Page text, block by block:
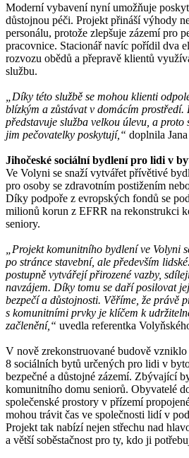
Moderní vybavení nyní umožňuje
důstojnou péči. Projekt přináší výhody
personálu, protože zlepšuje zázemí pro
pracovnice. Stacionář navíc pořídil dva
rozvozu obědů a přepravě klientů
službu.
„Díky této službě se mohou klienti
blízkým a zůstávat v domácím
představuje služba velkou úlevu, a
jim pečovatelky poskytují,“ doplnila
Jihočeské sociální bydlení pro lidi v
Ve Volyni se snaží vytvářet přívětivé
pro osoby se zdravotním postižením
Díky podpoře z evropských fondů se
milionů korun z EFRR na rekonstrukci
seniory.
„Projekt komunitního bydlení ve Volyni
po stránce stavební, ale především
postupně vytvářejí přirozené vazby,
navzájem. Díky tomu se daří posilovat
bezpečí a důstojnosti. Věříme, že právě
s komunitními prvky je klíčem k
začlenění,“ uvedla referentka
V nově zrekonstruované budově
8 sociálních bytů určených pro lidi v
bezpečné a důstojné zázemí. Zbývající
komunitního domu seniorů. Obyvatelé
společenské prostory v přízemí
mohou trávit čas ve společnosti lidí v
Projekt tak nabízí nejen střechu nad
a větší soběstačnost pro ty, kdo ji